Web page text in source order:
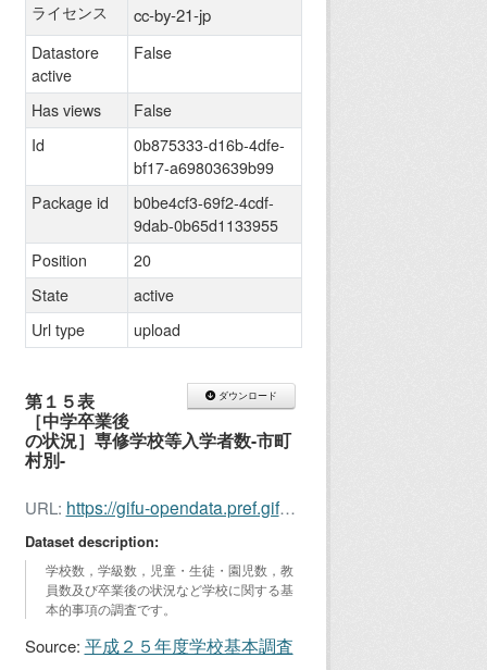
ダウンロード
第１５表
［中学卒業後
の状況］専修学校等入学者数-市町
村別-
URL: https://gifu-opendata.pref.gifu.lg.jp/dataset/b0be4cf3-69f2-4cdf-9dab-0b65d1133955/resource/0b875333-d16b-4dfe-bf17-a69803639b99/download/kihon201315.xls
Dataset description:
学校数，学級数，児童・生徒・園児数，教
員数及び卒業後の状況など学校に関する基
本的事項の調査です。
Source: 平成２５年度学校基本調査
ライセンス
cc-by-21-jp
Datastore
active
False
Has views
False
Id
0b875333-d16b-4dfe-
bf17-a69803639b99
Package id
b0be4cf3-69f2-4cdf-
9dab-0b65d1133955
Position
20
State
active
Url type
upload